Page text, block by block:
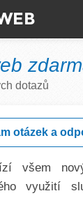
dotazů
otázek a
všem
využití